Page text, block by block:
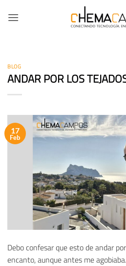
BLOG
ANDAR POR LOS
17
Feb
Debo confesar que esto de andar
encanto, aunque antes me agobiaba.